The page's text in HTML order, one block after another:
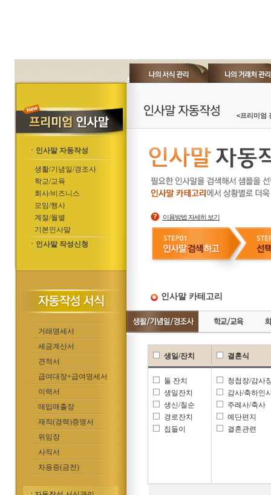
ㆍ인사말 자동작성
생활/기념일/경조사
학교/교육
회사/비즈니스
모임/행사
계절/월별
기본인사말
ㆍ인사말 작성신청
거래명세서
세금계산서
견적서
급여대장+급여명세서
이력서
매입매출장
재직(경력)증명서
위임장
사직서
차용증(금전)
<프리미엄
이용방법 자세히 보기
인사말 카테고리
생일/잔치
돌 잔치
생일잔치
생신/칠순
경로잔치
집들이
결혼식
청첩장/감사
감사/축하인
주례사/축사
예단편지
결혼관련